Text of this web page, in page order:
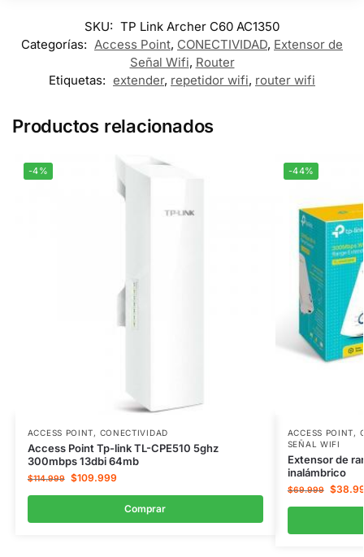
SKU: TP Link Archer C60 AC1350
Categorías: Access Point, CONECTIVIDAD, Extensor de
Señal Wifi, Router
Etiquetas: extender, repetidor wifi, router wifi
Productos relacionados
-4%
ACCESS POINT, CONECTIVIDAD
Access Point Tp-link TL-CPE510 5ghz
300mbps 13dbi 64mb
$114.999 $109.999
Comprar
-44%
ACCESS POINT,
SEÑAL WIFI
Extensor de
inalámbrico
$69.999 $